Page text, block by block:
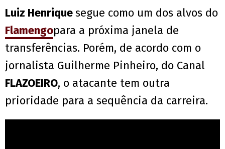
Luiz Henriquesegue como um dos alvos do
Flamengopara a próxima janela de
transferências. Porém, de acordo com o
jornalista Guilherme Pinheiro, do Canal
FLAZOEIRO, o atacante tem outra
prioridade para a sequência da carreira.